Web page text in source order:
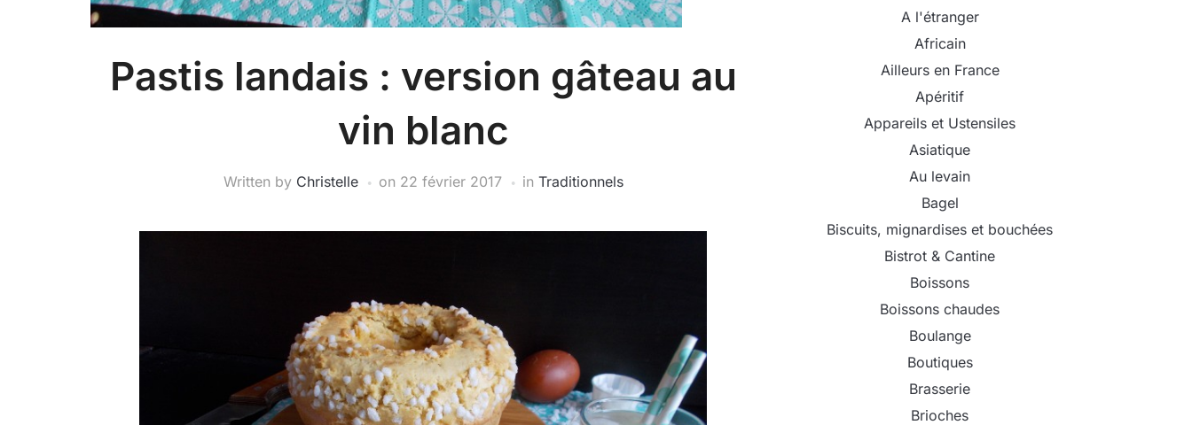
Pastis landais : version gâteau au
vin blanc
Written by Christelle on 22 février 2017 in Traditionnels
A l'étranger
Africain
Ailleurs en France
Apéritif
Appareils et Ustensiles
Asiatique
Au levain
Bagel
Biscuits, mignardises et bouchées
Bistrot & Cantine
Boissons
Boissons chaudes
Boulange
Boutiques
Brasserie
Brioches